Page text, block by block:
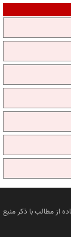
از مطالب با ذکر منبع